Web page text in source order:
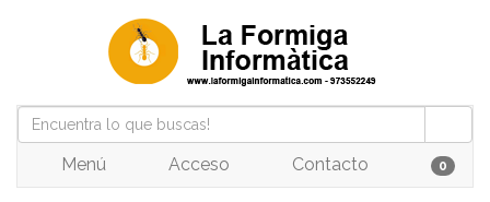
Menú Acceso Contacto 0